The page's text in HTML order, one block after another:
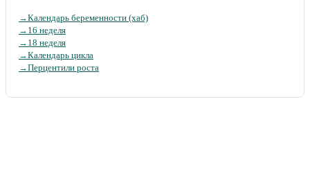
→Календарь беременности (хаб)
→ 16 неделя
→ 18 неделя
→Календарь цикла
→Перцентили роста